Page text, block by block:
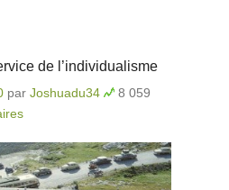
de l’individualisme
par Joshuadu34
8 059